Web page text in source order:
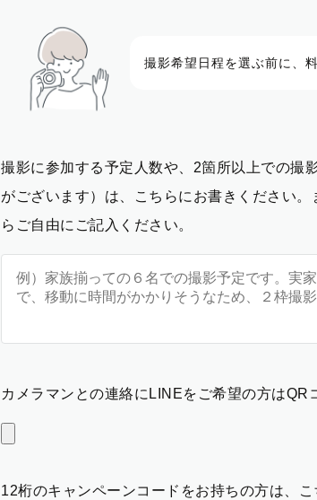
撮影希望日程を選ぶ前に、
撮影に参加する予定人数や、2箇所以上での
がございます）は、こちらにお書きください
らご自由にご記入ください。
カメラマンとの連絡にLINEをご希望の方はQR
12桁のキャンペーンコードをお持ちの方は、こ